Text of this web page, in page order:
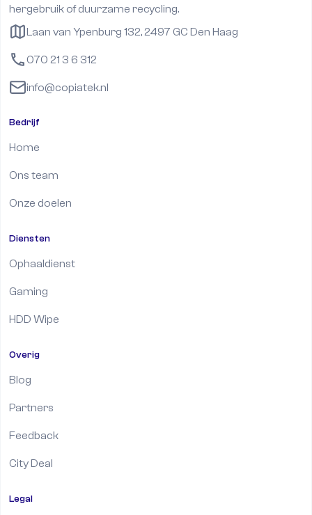
hergebruik of duurzame recycling.
Laan van Ypenburg 132, 2497 GC Den Haag
070 21 3 6 312
info@copiatek.nl
Bedrijf
Home
Ons team
Onze doelen
Diensten
Ophaaldienst
Gaming
HDD Wipe
Overig
Blog
Partners
Feedback
City Deal
Legal